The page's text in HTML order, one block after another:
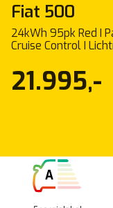
Fiat 500
24kWh 95pk Red I
Cruise Control I
A
21.995,-